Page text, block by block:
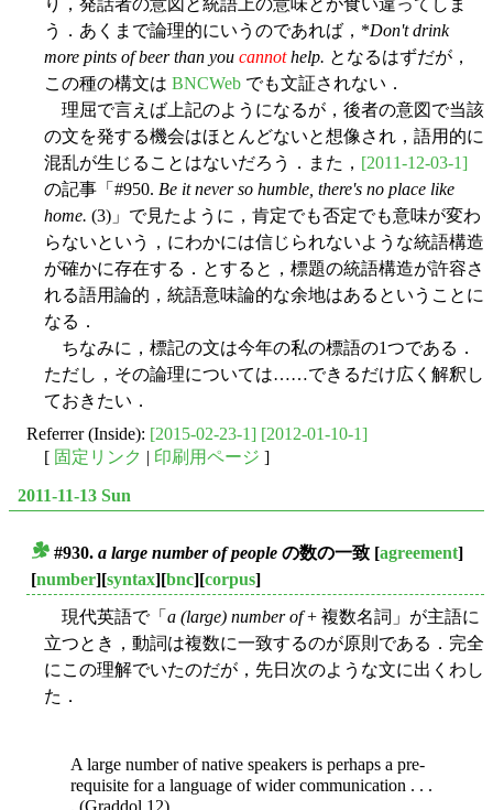
り，発話者の意図と統語上の意味とが食い違ってしま
う．あくまで論理的にいうのであれば，*Don't drink
more pints of beer than you cannothelp. となるはずだが，
この種の構文は BNCWeb でも文証されない．
理屈で言えば上記のようになるが，後者の意図で当該
の文を発する機会はほとんどないと想像され，語用的に
混乱が生じることはないだろう．また， [2011-12-03-1]
の記事「#950. Be it never so humble, there's no place like
home. (3)」で見たように，肯定でも否定でも意味が変わ
らないという，にわかには信じられないような統語構造
が確かに存在する．とすると，標題の統語構造が許容さ
れる語用論的，統語意味論的な余地はあるということに
なる．
ちなみに，標記の文は今年の私の標語の1つである．
ただし，その論理については……できるだけ広く解釈し
ておきたい．
Referrer (Inside): [2015-02-23-1] [2012-01-10-1]
[ 固定リンク | 印刷用ページ ]
2011-11-13 Sun
#930. a large number of people の数の一致 [agreement]
[number][syntax][bnc][corpus]
現代英語で「 a (large) number of+ 複数名詞」が主語に
立つとき，動詞は複数に一致するのが原則である．完全
にこの理解でいたのだが，先日次のような文に出くわし
た．
A large number of native speakers is perhaps a pre-
requisite for a language of wider communication . . .
. (Graddol 12)